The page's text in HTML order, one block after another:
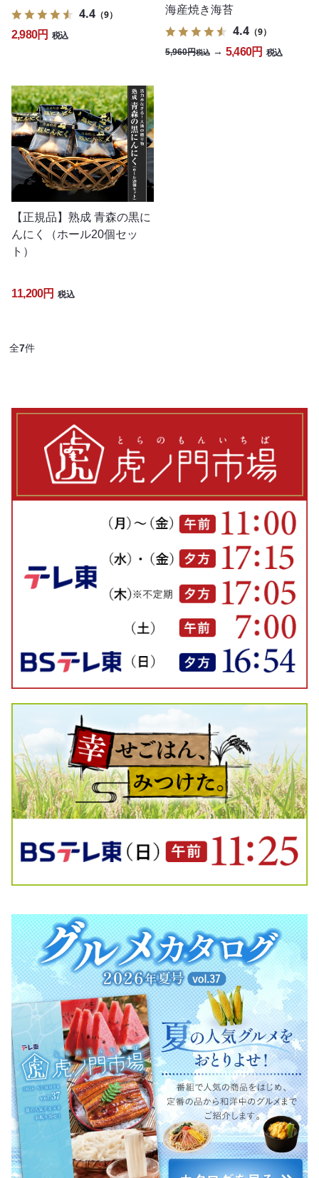
4.4 （9）
2,980円 税込
海産焼き海苔
4.4 （9）
5,960円税込 → 5,460円 税込
【正規品】熟成 青森の黒に
んにく（ホール20個セッ
ト）
11,200円 税込
全7件